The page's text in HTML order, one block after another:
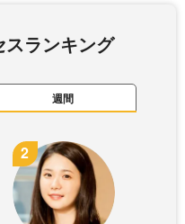
ランキング
週間